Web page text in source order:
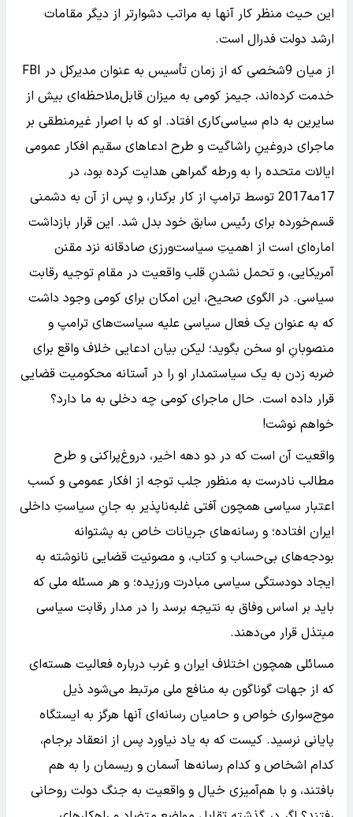
این حیث منظر کار آنها به مراتب دشوارتر از دیگر مقامات
ارشد دولت فدرال است.
از میان 9شخصی که از زمان تأسیس به عنوان مدیرکل در FBI
خدمت کرده‌اند، جیمز کومی به میزان قابل‌ملاحظه‌ای بیش از
سایرین به دام سیاسی‌کاری افتاد. او که با اصرار غیرمنطقی بر
ماجرای دروغینِ راشاگیت و طرح ادعاهای سقیم افکار عمومی
ایالات متحده را به ورطه گمراهی هدایت کرده بود، در
17مه2017 توسط ترامپ از کار برکنار، و پس از آن به دشمنی
قسم‌خورده برای رئیس سابق خود بدل شد. این قرار بازداشت
اماره‌ای است از اهمیتِ سیاست‌ورزی صادقانه نزد مقنن
آمریکایی، و تحمل نشدنِ قلب واقعیت در مقام توجیه رقابت
سیاسی. در الگوی صحیح، این امکان برای کومی وجود داشت
که به عنوان یک فعال سیاسی علیه سیاست‌های ترامپ و
منصوبانِ او سخن بگوید؛ لیکن بیان ادعایی خلاف واقع برای
ضربه زدن به یک سیاستمدار او را در آستانه محکومیت قضایی
قرار داده است. حال ماجرای کومی چه دخلی به ما دارد؟
خواهم نوشت!
واقعیت آن است که در دو دهه اخیر، دروغ‌پراکنی و طرح
مطالب نادرست به منظور جلب توجه از افکار عمومی و کسب
اعتبار سیاسی همچون آفتی غلبه‌ناپذیر به جانِ سیاستِ داخلی
ایران افتاده؛ و رسانه‌های جریانات خاص به پشتوانه
بودجه‌های بی‌حساب و کتاب، و مصونیت قضایی نانوشته به
ایجاد دودستگی سیاسی مبادرت ورزیده؛ و هر مسئله ملی که
باید بر اساس وفاق به نتیجه برسد را در مدار رقابت سیاسی
مبتذل قرار می‌دهند.
مسائلی همچون اختلاف ایران و غرب درباره فعالیت هسته‌ای
که از جهات گوناگون به منافع ملی مرتبط می‌‌شود ذیل
موج‌سواری خواص و حامیان رسانه‌ای آنها هرگز به ایستگاه
پایانی نرسید. کیست که به یاد نیاورد پس از انعقاد برجام،
کدام اشخاص و کدام رسانه‌ها آسمان و ریسمان را به هم
بافتند، و با هم‌آمیزی خیال و واقعیت به جنگ دولت روحانی